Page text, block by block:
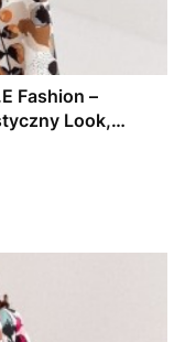
Fashion –
Look,